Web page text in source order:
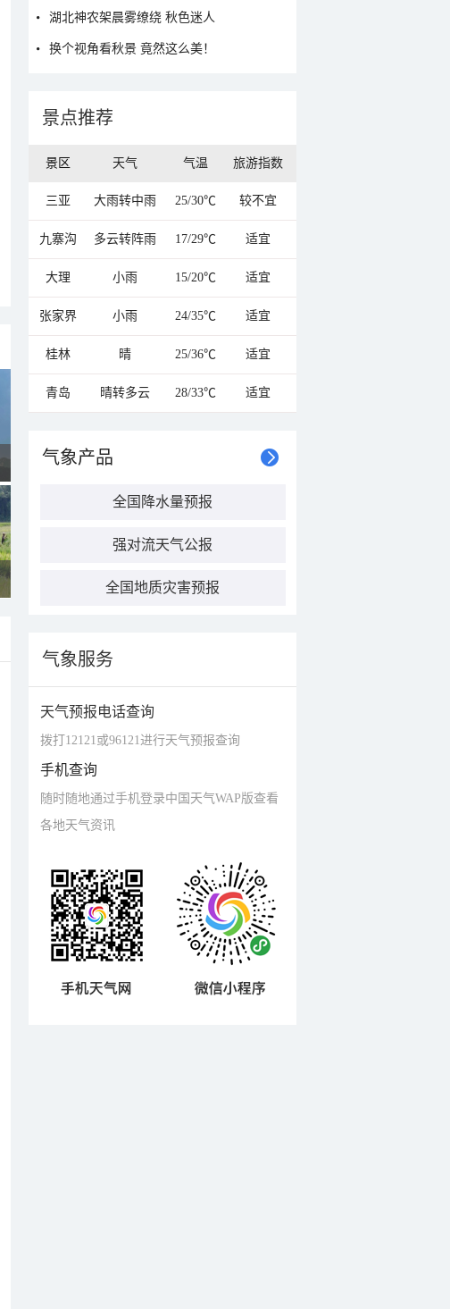
湖北神农架晨雾缭绕 秋色迷人
换个视角看秋景 竟然这么美！
景点推荐
景区 天气 气温 旅游指数
三亚 大雨转中雨 25/30℃ 较不宜
九寨沟 多云转阵雨 17/29℃ 适宜
大理 小雨 15/20℃ 适宜
张家界 小雨 24/35℃ 适宜
桂林 晴 25/36℃ 适宜
青岛 晴转多云 28/33℃ 适宜
气象产品
全国降水量预报
强对流天气公报
全国地质灾害预报
气象服务
天气预报电话查询
拨打12121或96121进行天气预报查询
手机查询
随时随地通过手机登录中国天气WAP版查看
各地天气资讯